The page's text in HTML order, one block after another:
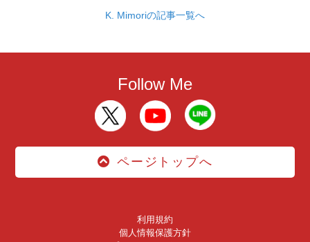
K. Mimoriの記事一覧へ
Follow Me
ページトップへ
利用規約
個人情報保護方針